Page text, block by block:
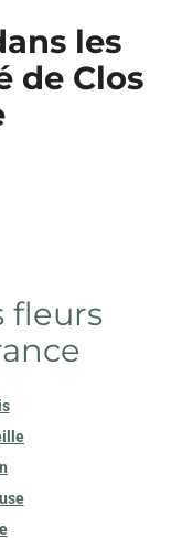
les
de Clos
fleurs